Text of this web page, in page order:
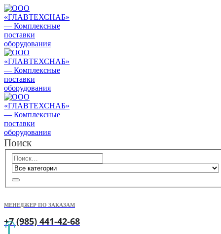
Поиск
МЕНЕДЖЕР ПО ЗАКАЗАМ
+7 (985) 441-42-68